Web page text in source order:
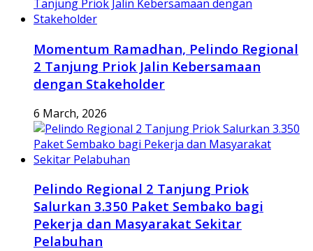
Momentum Ramadhan, Pelindo Regional
2 Tanjung Priok Jalin Kebersamaan
dengan Stakeholder
6 March, 2026
Pelindo Regional 2 Tanjung Priok
Salurkan 3.350 Paket Sembako bagi
Pekerja dan Masyarakat Sekitar
Pelabuhan